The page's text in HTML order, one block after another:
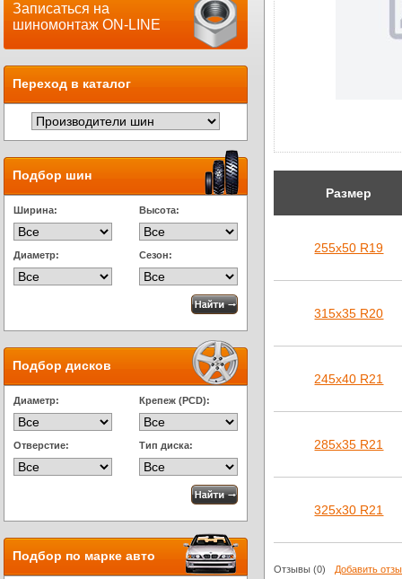
Записаться на
шиномонтаж ON-LINE
Переход в каталог
Подбор шин
Ширина: Высота:
Диаметр: Сезон:
Подбор дисков
Диаметр: Крепеж (PCD):
Отверстие: Тип диска:
Подбор по марке авто
Размер
255х50 R19
315х35 R20
245х40 R21
285х35 R21
325х30 R21
Отзывы (0) Добавить